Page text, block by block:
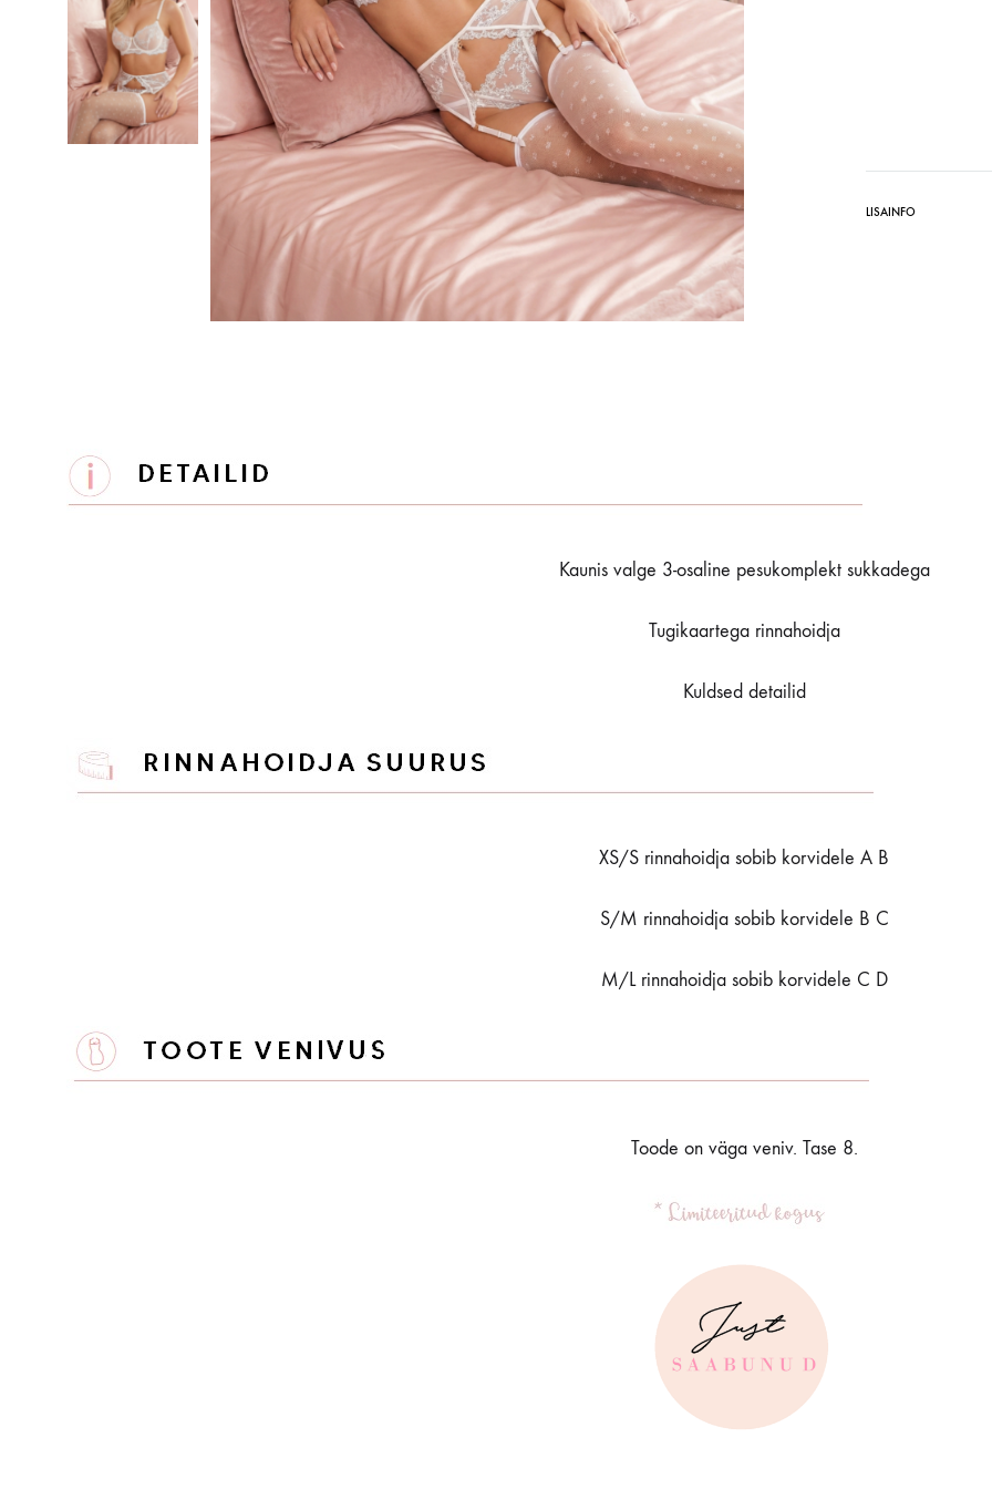
LISAINFO
Kaunis valge 3-osaline pesukomplekt sukkadega
Tugikaartega rinnahoidja
Kuldsed detailid
XS/S rinnahoidja sobib korvidele A B
S/M rinnahoidja sobib korvidele B C
M/L rinnahoidja sobib korvidele C D
Toode on väga veniv. Tase 8.